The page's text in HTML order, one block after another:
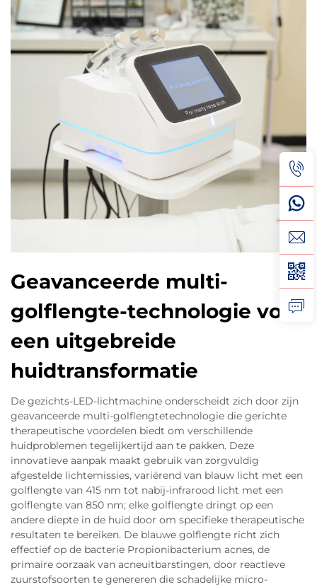
Geavanceerde multi-
golflengte-technologie voor
een uitgebreide
huidtransformatie
De gezichts-LED-lichtmachine onderscheidt zich door zijn
geavanceerde multi-golflengtetechnologie die gerichte
therapeutische voordelen biedt om verschillende
huidproblemen tegelijkertijd aan te pakken. Deze
innovatieve aanpak maakt gebruik van zorgvuldig
afgestelde lichtemissies, variërend van blauw licht met een
golflengte van 415 nm tot nabij-infrarood licht met een
golflengte van 850 nm; elke golflengte dringt op een
andere diepte in de huid door om specifieke therapeutische
resultaten te bereiken. De blauwe golflengte richt zich
effectief op de bacterie Propionibacterium acnes, de
primaire oorzaak van acneuitbarstingen, door reactieve
zuurstofsoorten te genereren die schadelijke micro-